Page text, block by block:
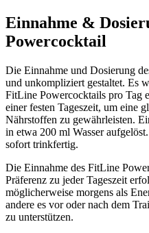
Einnahme &
Powercocktail
Die Einnahme und Dosierung
und unkompliziert gestaltet. Es
FitLine Powercocktails pro Tag
einer festen Tageszeit, um eine
Nährstoffen zu gewährleisten.
in etwa 200 ml Wasser
sofort trinkfertig.
Die Einnahme des FitLine
Präferenz zu jeder Tageszeit
möglicherweise morgens als
andere es vor oder nach dem
zu unterstützen.